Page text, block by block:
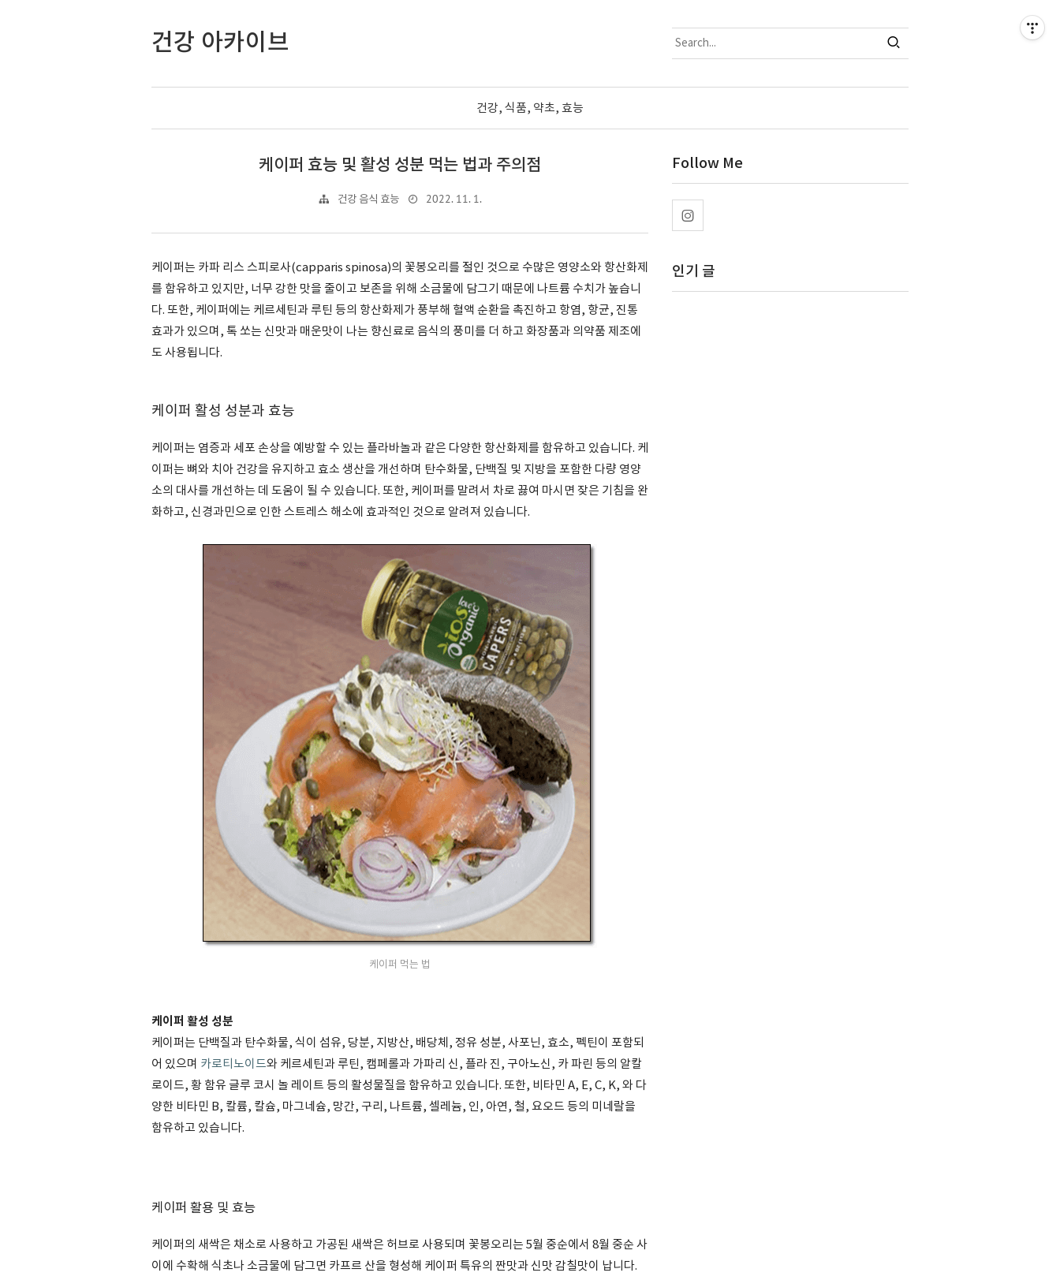
건강 아카이브
건강, 식품, 약초, 효능
케이퍼 효능 및 활성 성분 먹는 법과 주의점
건강 음식 효능 2022. 11. 1.
케이퍼는 카파 리스 스피로사(capparis spinosa)의 꽃봉오리를 절인 것으로 수많은 영양소와 항산화제
를 함유하고 있지만, 너무 강한 맛을 줄이고 보존을 위해 소금물에 담그기 때문에 나트륨 수치가 높습니
다. 또한, 케이퍼에는 케르세틴과 루틴 등의 항산화제가 풍부해 혈액 순환을 촉진하고 항염, 항균, 진통
효과가 있으며, 톡 쏘는 신맛과 매운맛이 나는 향신료로 음식의 풍미를 더 하고 화장품과 의약품 제조에
도 사용됩니다.
케이퍼 활성 성분과 효능
케이퍼는 염증과 세포 손상을 예방할 수 있는 플라바놀과 같은 다양한 항산화제를 함유하고 있습니다. 케
이퍼는 뼈와 치아 건강을 유지하고 효소 생산을 개선하며 탄수화물, 단백질 및 지방을 포함한 다량 영양
소의 대사를 개선하는 데 도움이 될 수 있습니다. 또한, 케이퍼를 말려서 차로 끓여 마시면 잦은 기침을 완
화하고, 신경과민으로 인한 스트레스 해소에 효과적인 것으로 알려져 있습니다.
케이퍼 먹는 법
케이퍼 활성 성분
케이퍼는 단백질과 탄수화물, 식이 섬유, 당분, 지방산, 배당체, 정유 성분, 사포닌, 효소, 펙틴이 포함되
어 있으며 카로티노이드와 케르세틴과 루틴, 캠페롤과 가파리 신, 플라 진, 구아노신, 카 파린 등의 알칼
로이드, 황 함유 글루 코시 놀 레이트 등의 활성물질을 함유하고 있습니다. 또한, 비타민 A, E, C, K, 와 다
양한 비타민 B, 칼륨, 칼슘, 마그네슘, 망간, 구리, 나트륨, 셀레늄, 인, 아연, 철, 요오드 등의 미네랄을
함유하고 있습니다.
케이퍼 활용 및 효능
케이퍼의 새싹은 채소로 사용하고 가공된 새싹은 허브로 사용되며 꽃봉오리는 5월 중순에서 8월 중순 사
이에 수확해 식초나 소금물에 담그면 카프르 산을 형성해 케이퍼 특유의 짠맛과 신맛 감칠맛이 납니다.
Follow Me
인기 글